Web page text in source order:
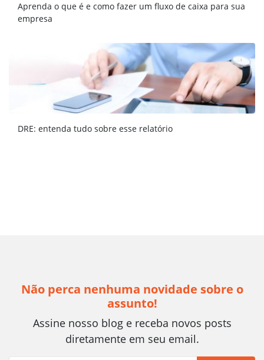
Aprenda o que é e como fazer um fluxo de caixa para sua
empresa
DRE: entenda tudo sobre esse relatório
Não perca nenhuma novidade sobre o
assunto!
Assine nosso blog e receba novos posts
diretamente em seu email.